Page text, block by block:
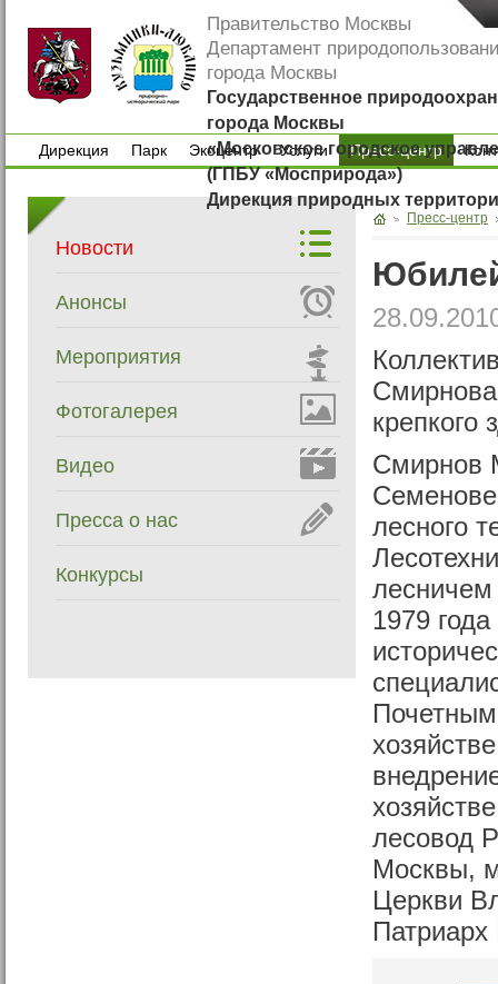
Правительство Москвы
Департамент
города Москвы
Государственное
города Москвы
«Московское городское
(ГПБУ «Мосприрода»)
Дирекция природных
Дирекция
Парк
Экоцентр
Экоцентр
Услуги
Услуги
Пресс-центр
Новости
Анонсы
Мероприятия
Фотогалерея
Видео
Пресса о нас
Конкурсы
Пресс-центр
крепкого
Смирнов
лесного
лесничем
1979
лесовод
Москвы,
Церкви